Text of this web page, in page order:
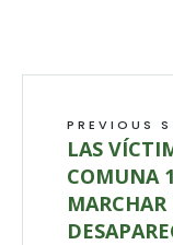
PREVIOUS
LAS
COMUNA
MARCHAR